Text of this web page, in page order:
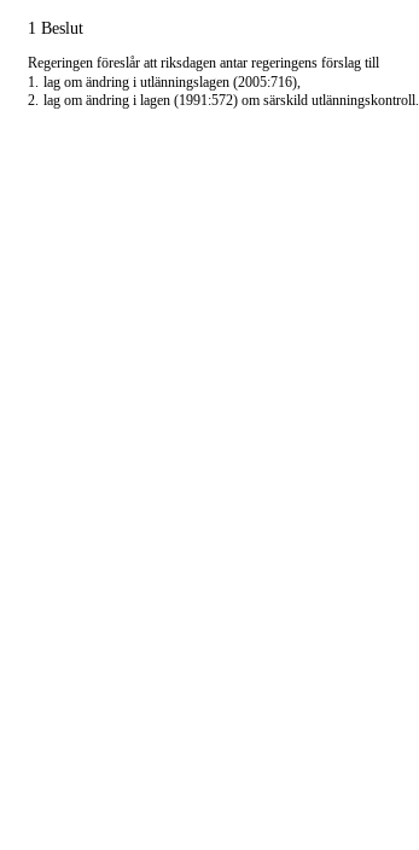
1 Beslut
Regeringen föreslår att riksdagen antar regeringens förslag till
1. lag om ändring i utlänningslagen (2005:716),
2. lag om ändring i lagen (1991:572) om särskild utlänningskontroll.